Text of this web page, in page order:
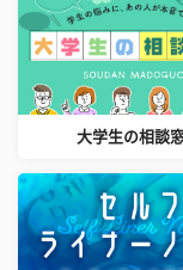
大学生の相談